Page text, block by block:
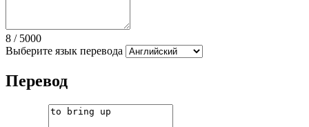
8 / 5000
Выберите язык перевода
Перевод